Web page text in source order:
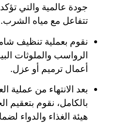
جودة عالمية والتي تؤكد
تتفاعل مع مياه الشرب.
نقوم بعملية تنظيف
الرواسب والملوثات
أعمال ترميم أو عزل.
بعد الانتهاء من عملية
بالكامل، نقوم بتعقيم
هيئة الغذاء والدواء